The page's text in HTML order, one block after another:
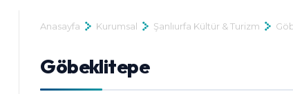
Anasayfa Kurumsal Şanlıurfa Kültür & Turizm
Göbeklitepe